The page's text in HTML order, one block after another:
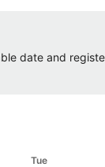
date and
Tue